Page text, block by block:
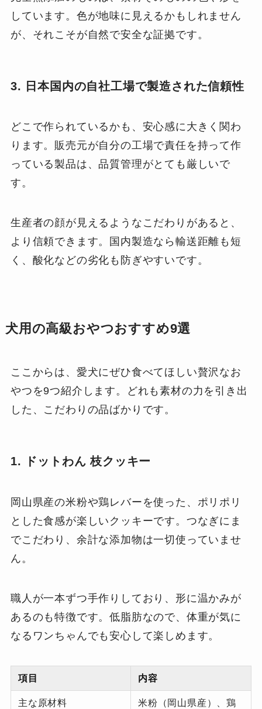
しています。色が地味に見えるかもしれません
が、それこそが自然で安全な証拠です。
3. 日本国内の自社工場で製造された信頼性
どこで作られているかも、安心感に大きく関わ
ります。販売元が自分の工場で責任を持って作
っている製品は、品質管理がとても厳しいで
す。
生産者の顔が見えるようなこだわりがあると、
より信頼できます。国内製造なら輸送距離も短
く、酸化などの劣化も防ぎやすいです。
犬用の高級おやつおすすめ9選
ここからは、愛犬にぜひ食べてほしい贅沢なお
やつを9つ紹介します。どれも素材の力を引き出
した、こだわりの品ばかりです。
1. ドットわん 枝クッキー
岡山県産の米粉や鶏レバーを使った、ポリポリ
とした食感が楽しいクッキーです。つなぎにま
でこだわり、余計な添加物は一切使っていませ
ん。
職人が一本ずつ手作りしており、形に温かみが
あるのも特徴です。低脂肪なので、体重が気に
なるワンちゃんでも安心して楽しめます。
項目 内容
主な原材料
米粉（岡山県産）、鶏